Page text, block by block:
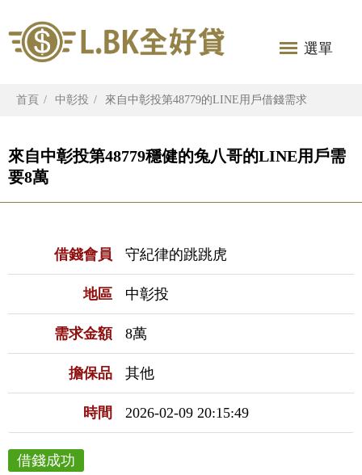
選單
首頁 中彰投 來自中彰投第48779的LINE用戶借錢需求
來自中彰投第48779穩健的兔八哥的LINE用戶需
要8萬
借錢會員 守紀律的跳跳虎
地區 中彰投
需求金額 8萬
擔保品 其他
時間 2026-02-09 20:15:49
借錢成功